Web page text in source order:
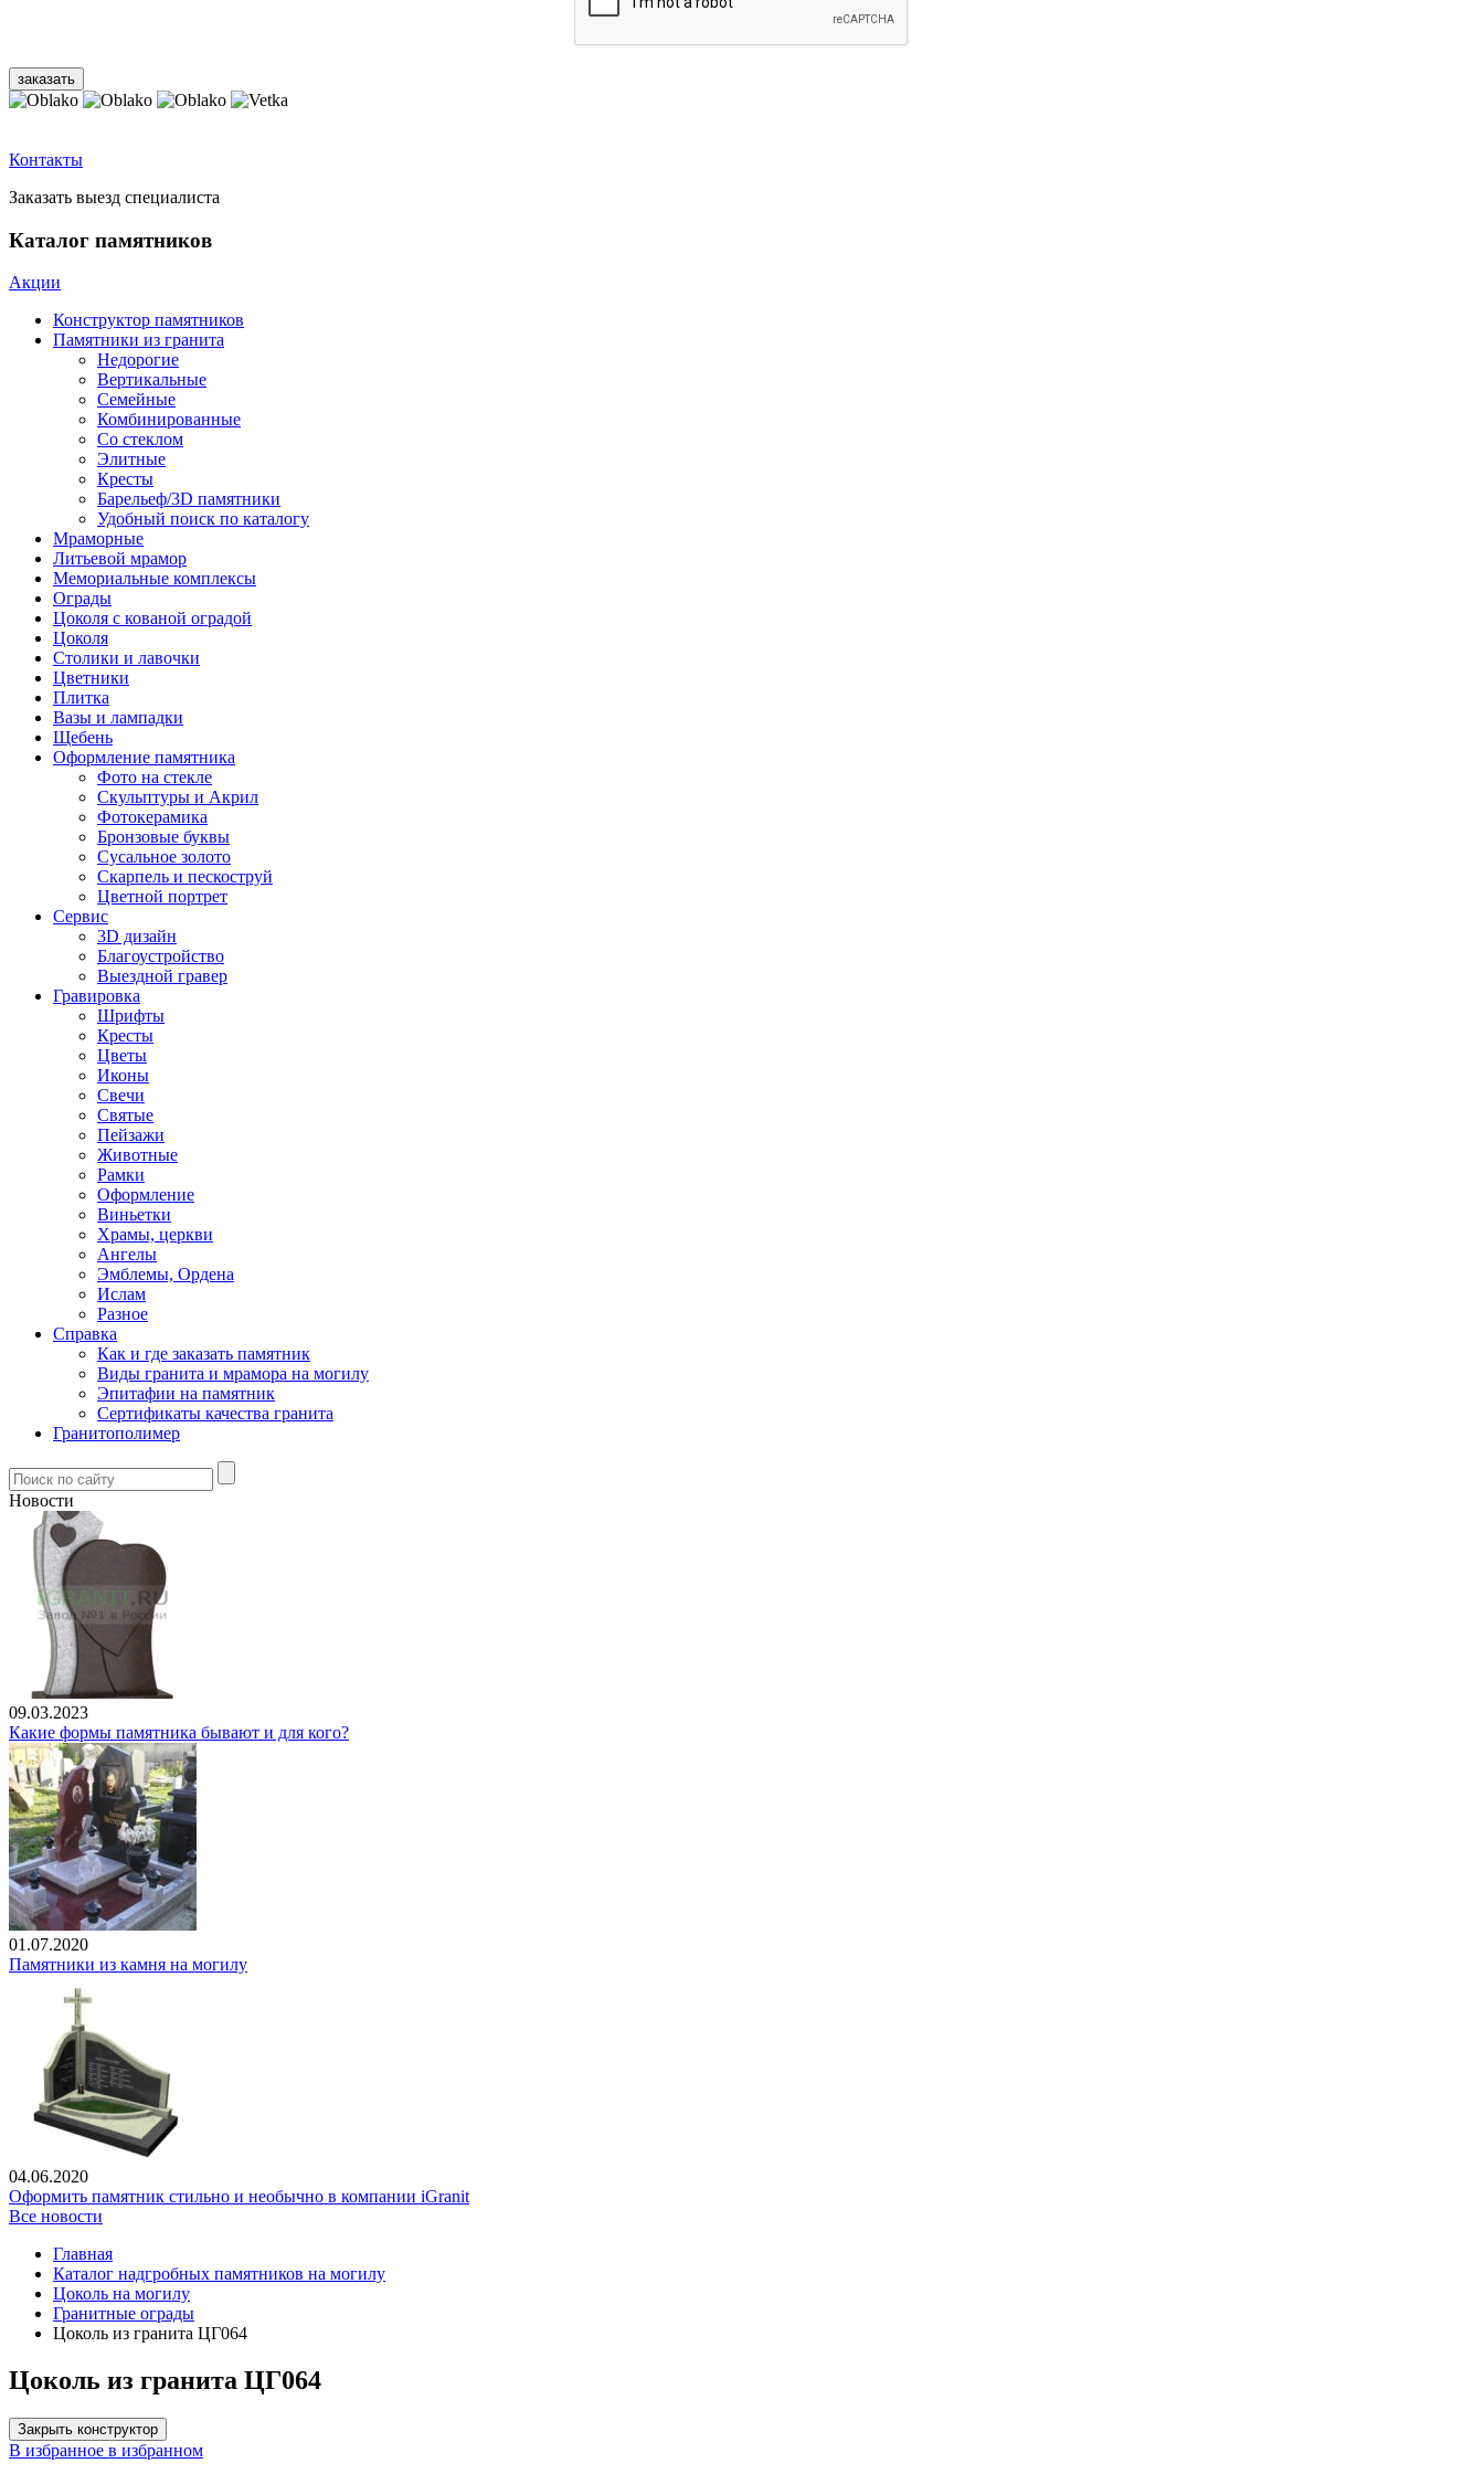
Контакты
Заказать выезд специалиста
Каталог памятников
Акции
Конструктор памятников
Памятники из гранита
Недорогие
Вертикальные
Семейные
Комбинированные
Со стеклом
Элитные
Кресты
Барельеф/3D памятники
Удобный поиск по каталогу
Мраморные
Литьевой мрамор
Мемориальные комплексы
Ограды
Цоколя с кованой оградой
Цоколя
Столики и лавочки
Цветники
Плитка
Вазы и лампадки
Щебень
Оформление памятника
Фото на стекле
Скульптуры и Акрил
Фотокерамика
Бронзовые буквы
Сусальное золото
Скарпель и пескоструй
Цветной портрет
Сервис
3D дизайн
Благоустройство
Выездной гравер
Гравировка
Шрифты
Кресты
Цветы
Иконы
Свечи
Святые
Пейзажи
Животные
Рамки
Оформление
Виньетки
Храмы, церкви
Ангелы
Эмблемы, Ордена
Ислам
Разное
Справка
Как и где заказать памятник
Виды гранита и мрамора на могилу
Эпитафии на памятник
Сертификаты качества гранита
Гранитополимер
Новости
09.03.2023
Какие формы памятника бывают и для кого?
01.07.2020
Памятники из камня на могилу
04.06.2020
Оформить памятник стильно и необычно в компании iGranit
Все новости
Главная
Каталог надгробных памятников на могилу
Цоколь на могилу
Гранитные ограды
Цоколь из гранита ЦГ064
Цоколь из гранита ЦГ064
Закрыть конструктор
В избранное в избранном